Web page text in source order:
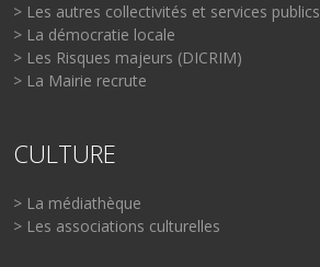
> Les autres collectivités et services publics
> La démocratie locale
> Les Risques majeurs (DICRIM)
> La Mairie recrute
CULTURE
> La médiathèque
> Les associations culturelles